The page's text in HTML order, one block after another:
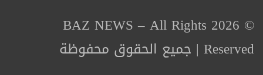
© 2026 BAZ NEWS – All Rights
Reserved | جميع الحقوق محفوظة